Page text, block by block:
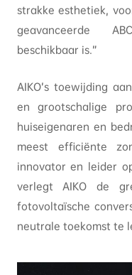
strakke esthetiek,
geavanceerde
beschikbaar is.”
AIKO’s toewijding
en grootschalige
huiseigenaren en
meest efficiënte
innovator en leider
verlegt AIKO de
fotovoltaïsche
neutrale toekomst te